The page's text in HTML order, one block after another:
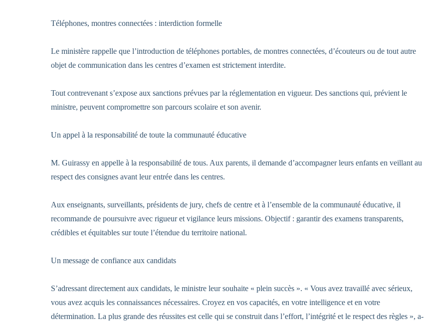
‎Téléphones, montres connectées : interdiction formelle
‎Le ministère rappelle que l’introduction de téléphones portables, de montres connectées, d’écouteurs ou de tout autre
objet de communication dans les centres d’examen est strictement interdite.
‎Tout contrevenant s’expose aux sanctions prévues par la réglementation en vigueur. Des sanctions qui, prévient le
ministre, peuvent compromettre son parcours scolaire et son avenir.
‎Un appel à la responsabilité de toute la communauté éducative
‎M. Guirassy en appelle à la responsabilité de tous. Aux parents, il demande d’accompagner leurs enfants en veillant au
respect des consignes avant leur entrée dans les centres.
‎Aux enseignants, surveillants, présidents de jury, chefs de centre et à l’ensemble de la communauté éducative, il
recommande de poursuivre avec rigueur et vigilance leurs missions. Objectif : garantir des examens transparents,
crédibles et équitables sur toute l’étendue du territoire national.
‎Un message de confiance aux candidats
‎S’adressant directement aux candidats, le ministre leur souhaite « plein succès ». « Vous avez travaillé avec sérieux,
vous avez acquis les connaissances nécessaires. Croyez en vos capacités, en votre intelligence et en votre
détermination. La plus grande des réussites est celle qui se construit dans l’effort, l’intégrité et le respect des règles », a-